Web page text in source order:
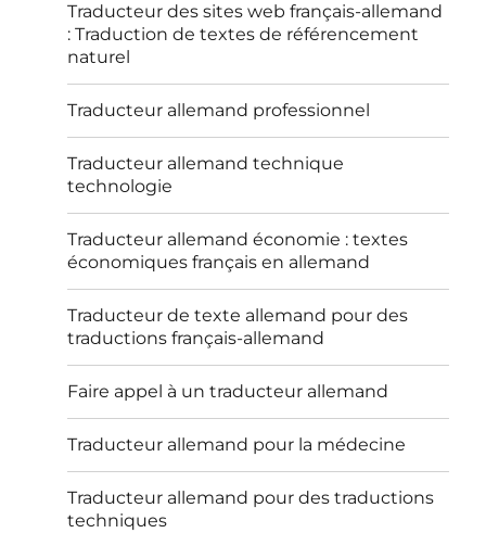
Traducteur des sites web français-allemand
: Traduction de textes de référencement
naturel
Traducteur allemand professionnel
Traducteur allemand technique
technologie
Traducteur allemand économie : textes
économiques français en allemand
Traducteur de texte allemand pour des
traductions français-allemand
Faire appel à un traducteur allemand
Traducteur allemand pour la médecine
Traducteur allemand pour des traductions
techniques